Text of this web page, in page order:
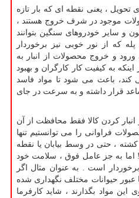
، یعنی نقطه ای که بار تازه
موجود در شرف خروج هستند ،
و سایر خودروهای سنگین بتوانند
که از نور خوبی نیز برخوردار
ورود و خروج محصولات از انبار به
به کیفیت کار کارگران و بهبود
کند، باعث می شود تا مواد فاسد
قرار داشته و به سرعت در جای
کردن کالا فقط محافظت از آن
فراوانی را می توانستیم تنها
، حتی در وسط بیابان یا نقطه
! اما به جز عامل فوق ، سلامت خود
است . به عنوان مثال اگر
عبور حیوانات مختلف نگهداری شده
این مواد بگذارند ، شاید کارفرما